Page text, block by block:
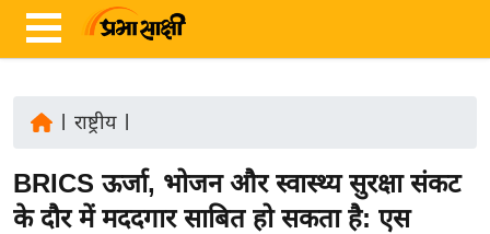
ज़ा
ख
राष्ट्रीय|
BRICS ऊर्जा, भोजन और स्वास्थ्य सुरक्षा संकट
के दौर में मददगार साबित हो सकता है: एस